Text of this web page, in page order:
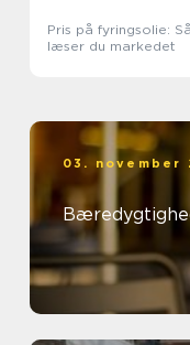
Pris på fyringsolie:
læser du markedet
03. november